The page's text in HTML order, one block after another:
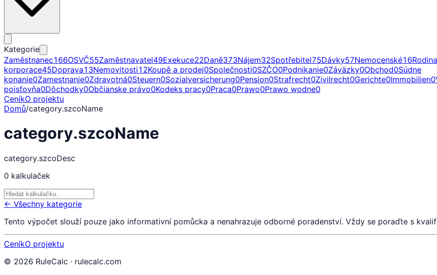
Kategorie
Zaměstnanec166OSVČ55Zaměstnavatel49Exekuce22Daně373Nájem32Spotřebitel75Dávky57Nemocenské16Rodina
korporace45Doprava13Nemovitosti12Koupě a prodej0Společnosti0SZČO0Podnikanie0Záväzky0Obchod0Súdne
konanie0Zamestnanie0Zdravotná0Steuern0Sozialversicherung0Pension0Strafrecht0Zivilrecht0Gerichte0Immobilien0
poisťovňa0Dôchodky0Občianske právo0Kodeks pracy0Praca0Prawo0Prawo wodne0
CeníkO projektu
Domů/category.szcoName
category.szcoName
category.szcoDesc
0 kalkulaček
← Všechny kategorie
Tento výpočet slouží pouze jako informativní pomůcka a nenahrazuje odborné poradenství. Vždy se poraďte s
CeníkO projektu
© 2026 RuleCalc · rulecalc.com